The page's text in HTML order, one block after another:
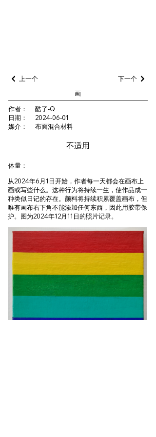
上一个
下一个
画
作者：
酷了-Q
日期：
2024-06-01
媒介：
布面混合材料
不适用
体量：
从2024年6月1日开始，作者每一天都会在画布上
画或写些什么。这种行为将持续一生，使作品成一
种类似日记的存在。颜料将持续积累覆盖画布，但
唯有画布右下角不能添加任何东西，因此用胶带保
护。图为2024年12月11日的照片记录。